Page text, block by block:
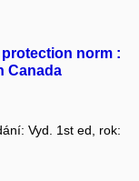
norm :
Canada
Vyd. 1st ed, rok: